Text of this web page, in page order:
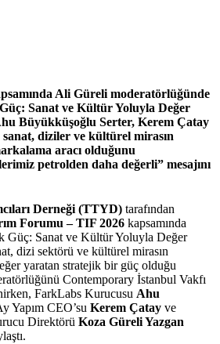
Ali Güreli moderatörlüğünde
Sanat ve Kültür Yoluyla Değer
Büyükküşoğlu Serter, Kerem Çatay
diziler ve kültürel mirasın
aracı olduğunu
petrolden daha değerli” mesajını
Derneği (TTYD) tarafından
Forumu – TIF 2026 kapsamında
Güç: Sanat ve Kültür Yoluyla Değer
dizi sektörü ve kültürel mirasın
yaratan stratejik bir güç olduğu
Contemporary İstanbul Vakfı
FarkLabs Kurucusu Ahu
Yapım CEO’su Kerem Çatay ve
Direktörü Koza Güreli Yazgan